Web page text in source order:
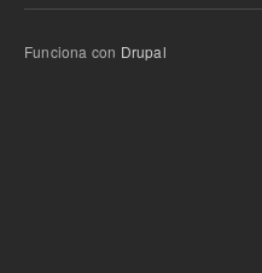
Funciona con Drupal